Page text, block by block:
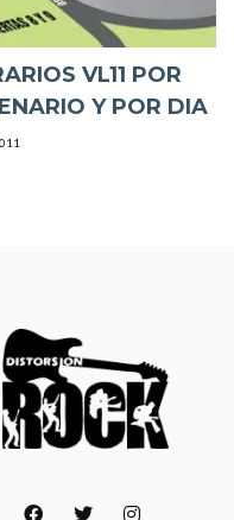
VL11 POR
Y POR DIA